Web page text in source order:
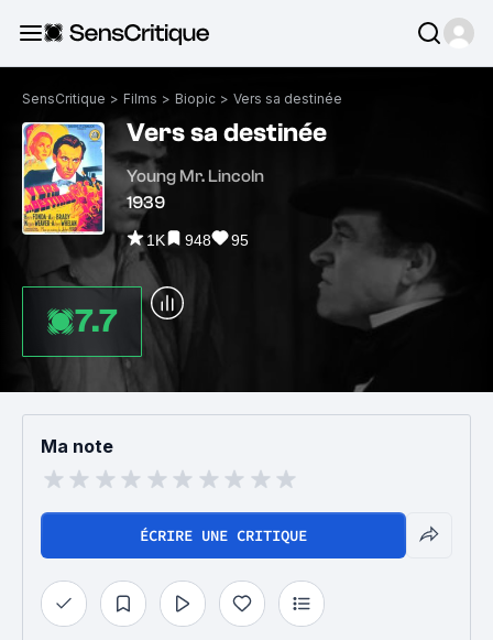
SensCritique > Films > Biopic > Vers sa destinée
Vers sa destinée
Young Mr. Lincoln
1939
1K 948 95
7.7
Ma note
ÉCRIRE UNE CRITIQUE